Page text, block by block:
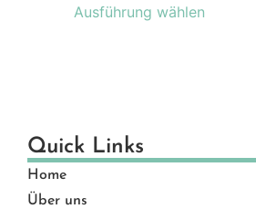
Ausführung wählen
Quick Links
Home
Über uns